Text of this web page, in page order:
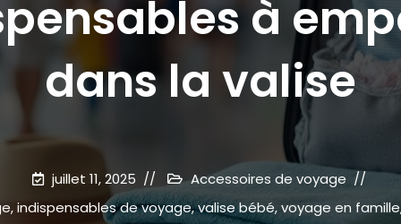
à
dans la valise
juillet 11, 2025
Accessoires de voyage
,indispensables de voyage,valise bébé,voyage en famille